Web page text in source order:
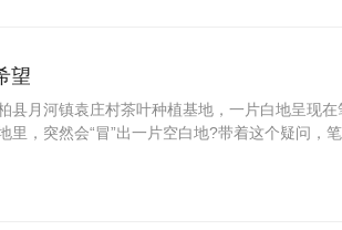
望
县月河镇袁庄村茶叶种植基地，一片白地呈现
里，突然会“冒”出一片空白地?带着这个疑问，